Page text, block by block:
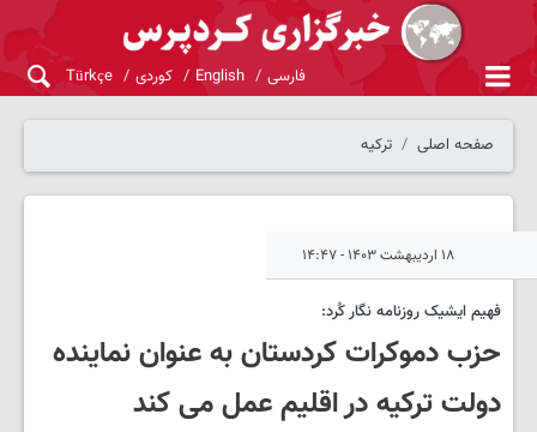
فارسی English کوردی Türkçe
صفحه اصلی ترکیه
۱۸ اردیبهشت ۱۴۰۳ - ۱۴:۴۷
فهیم ایشیک روزنامه نگار کُرد:
حزب دموکرات کردستان به عنوان نماینده
دولت ترکیه در اقلیم عمل می کند